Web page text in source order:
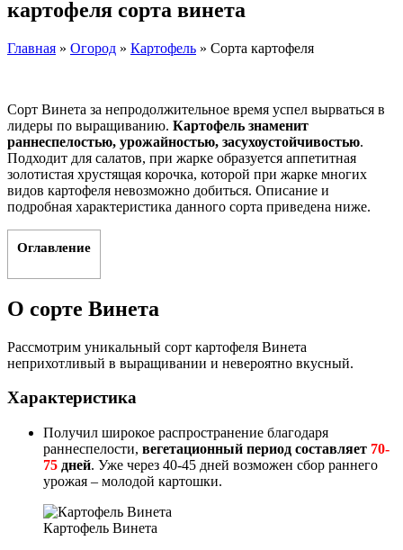
картофеля сорта винета
Главная » Огород » Картофель » Сорта картофеля
Сорт Винета за непродолжительное время успел вырваться в
лидеры по выращиванию. Картофель знаменит
раннеспелостью, урожайностью, засухоустойчивостью.
Подходит для салатов, при жарке образуется аппетитная
золотистая хрустящая корочка, которой при жарке многих
видов картофеля невозможно добиться. Описание и
подробная характеристика данного сорта приведена ниже.
Оглавление
О сорте Винета
Рассмотрим уникальный сорт картофеля Винета
неприхотливый в выращивании и невероятно вкусный.
Характеристика
Получил широкое распространение благодаря
раннеспелости, вегетационный период составляет 70-
75 дней. Уже через 40-45 дней возможен сбор раннего
урожая – молодой картошки.
Картофель Винета